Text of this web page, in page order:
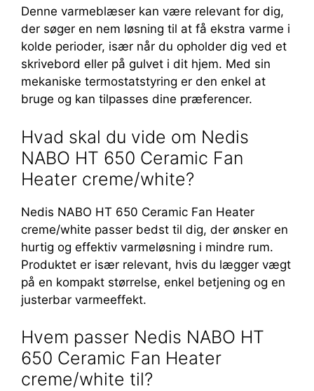
Denne varmeblæser kan være relevant for dig,
der søger en nem løsning til at få ekstra varme i
kolde perioder, især når du opholder dig ved et
skrivebord eller på gulvet i dit hjem. Med sin
mekaniske termostatstyring er den enkel at
bruge og kan tilpasses dine præferencer.
Hvad skal du vide om Nedis
NABO HT 650 Ceramic Fan
Heater creme/white?
Nedis NABO HT 650 Ceramic Fan Heater
creme/white passer bedst til dig, der ønsker en
hurtig og effektiv varmeløsning i mindre rum.
Produktet er især relevant, hvis du lægger vægt
på en kompakt størrelse, enkel betjening og en
justerbar varmeeffekt.
Hvem passer Nedis NABO HT
650 Ceramic Fan Heater
creme/white til?